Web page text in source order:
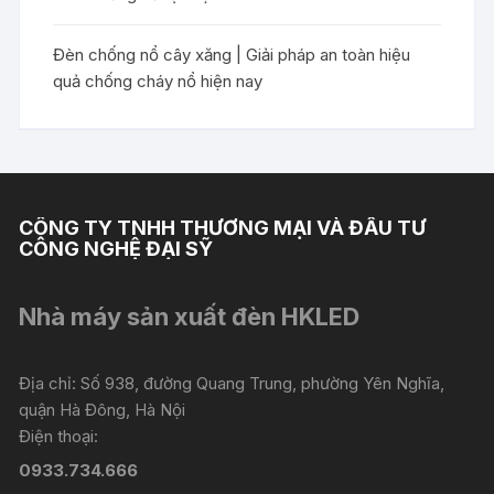
Đèn chống nổ cây xăng | Giải pháp an toàn hiệu
quả chống cháy nổ hiện nay
CÔNG TY TNHH THƯƠNG MẠI VÀ ĐẦU TƯ
CÔNG NGHỆ ĐẠI SỸ
Nhà máy sản xuất đèn HKLED
Địa chỉ: Số 938, đường Quang Trung, phường Yên Nghĩa,
quận Hà Đông, Hà Nội
Điện thoại:
0933.734.666